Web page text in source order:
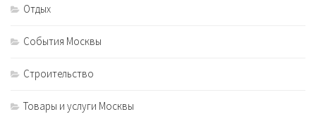
Отдых
События Москвы
Строительство
Товары и услуги Москвы